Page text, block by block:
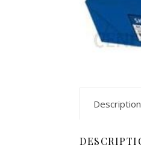
Description